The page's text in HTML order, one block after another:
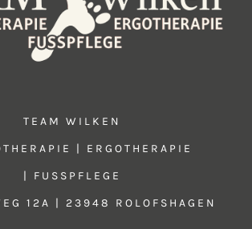
TEAM WILKEN
| ERGOTHERAPIE
| FUSSPFLEGE
12A | 23948 ROLOFSHAGEN